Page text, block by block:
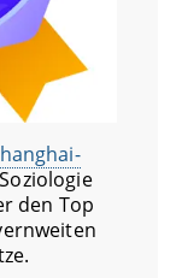
den Top